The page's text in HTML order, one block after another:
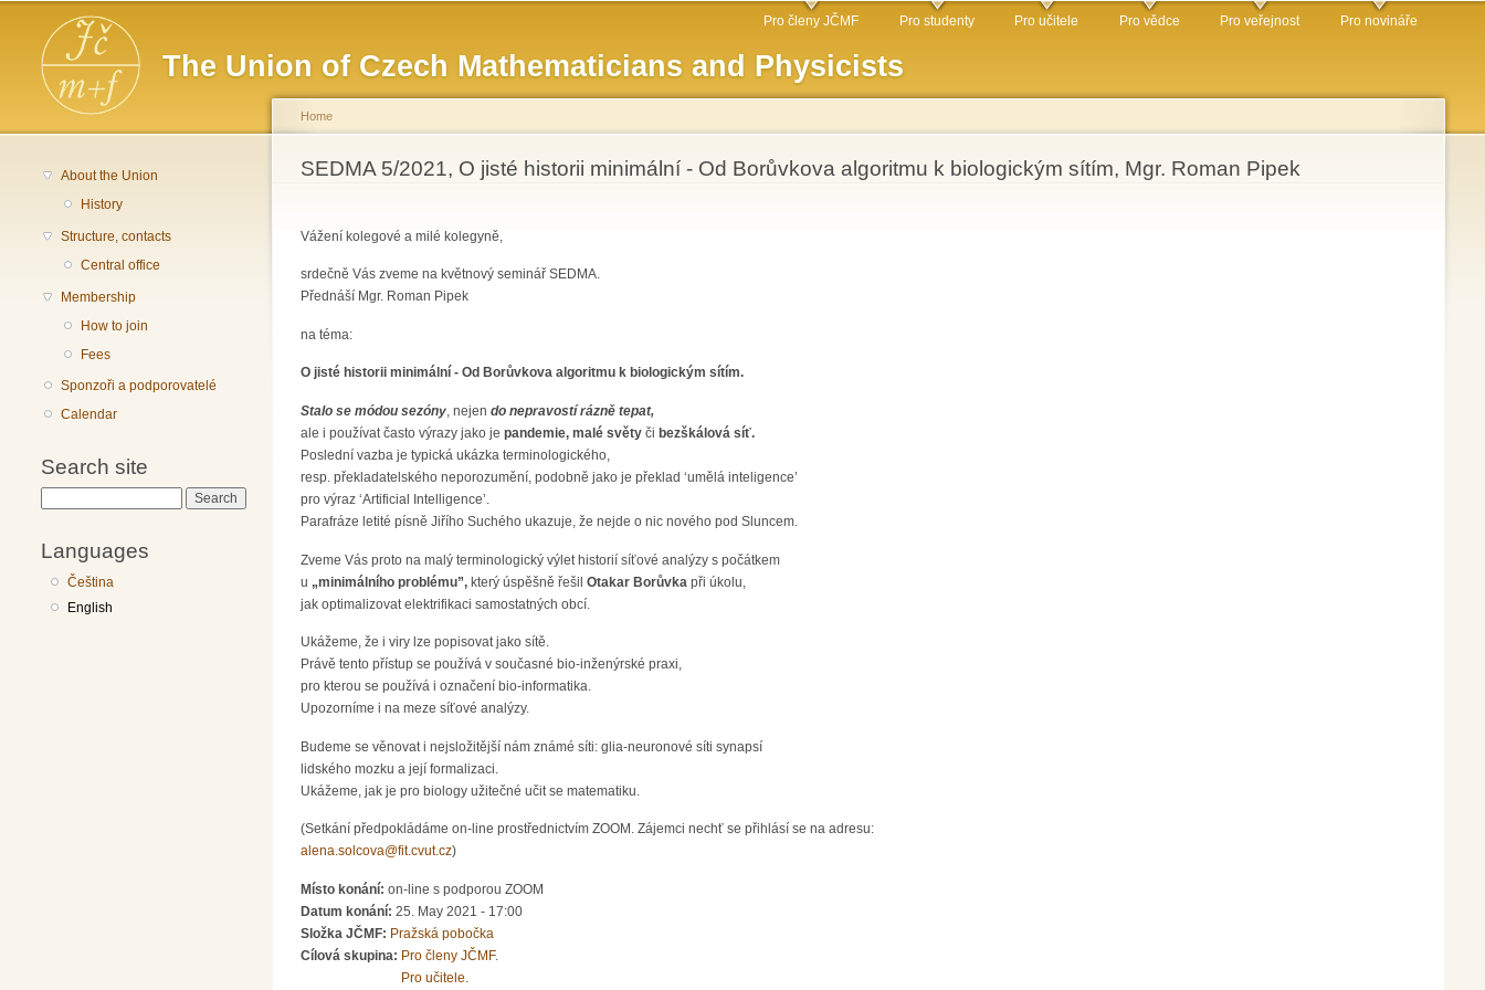
The Union of Czech Mathematicians and Physicists
Main menu Pro členy JČMF Pro studenty Pro učitele Pro vědce Pro veřejnost Pro novináře
About the Union
History
Structure, contacts
Central office
Membership
How to join
Fees
Sponzoři a podporovatelé
Calendar
Search site
Languages
Čeština
English
You are here
Home
SEDMA 5/2021, O jisté historii minimální - Od Borůvkova algoritmu k biologickým sítím, Mgr. Roman Pipek
Vážení kolegové a milé kolegyně,
srdečně Vás zveme na květnový seminář SEDMA.
Přednáší Mgr. Roman Pipek
na téma:
O jisté historii minimální - Od Borůvkova algoritmu k biologickým sítím.
Stalo se módou sezóny, nejen do nepravostí rázně tepat,
ale i používat často výrazy jako je pandemie, malé světy či bezškálová síť.
Poslední vazba je typická ukázka terminologického,
resp. překladatelského neporozumění, podobně jako je překlad ‘umělá inteligence’
pro výraz ‘Artificial Intelligence’.
Parafráze letité písně Jiřího Suchého ukazuje, že nejde o nic nového pod Sluncem.
Zveme Vás proto na malý terminologický výlet historií síťové analýzy s počátkem
u „minimálního problému”, který úspěšně řešil Otakar Borůvka při úkolu,
jak optimalizovat elektrifikaci samostatných obcí.
Ukážeme, že i viry lze popisovat jako sítě.
Právě tento přístup se používá v současné bio-inženýrské praxi,
pro kterou se používá i označení bio-informatika.
Upozorníme i na meze síťové analýzy.
Budeme se věnovat i nejsložitější nám známé síti: glia-neuronové síti synapsí
lidského mozku a její formalizaci.
Ukážeme, jak je pro biology užitečné učit se matematiku.
(Setkání předpokládáme on-line prostřednictvím ZOOM. Zájemci nechť se přihlásí se na adresu:
alena.solcova@fit.cvut.cz)
Místo konání: on-line s podporou ZOOM
Datum konání: 25. May 2021 - 17:00
Složka JČMF: Pražská pobočka
Cílová skupina: Pro členy JČMF.
Pro učitele.